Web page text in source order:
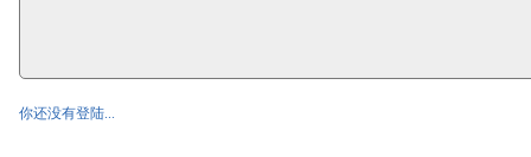
你还没有登陆...